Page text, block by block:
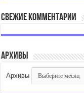
Свежие комментарии
Архивы
Архивы